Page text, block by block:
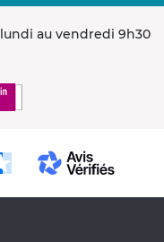
au vendredi 9h30